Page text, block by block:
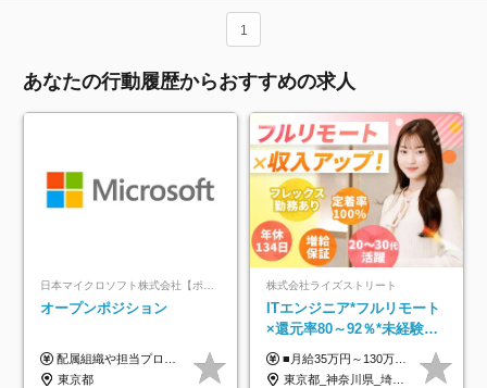
1
あなたの行動履歴からおすすめの求人
日本マイクロソフト株式会社【ポジションマッチ登録】
オープンポジション
配属組織や担当プロジェクトにより異なります。 ▼参考情報 ----------------------- 年俸650万～（1/12を月々支給） ※経験、能力を考慮の上、当社規定により優遇いたします。 ※時間外、休日出勤、深夜手当に対する賃金も基本年俸に含みます。
東京都
株式会社ライズストリート
ITエンジニア*フルリモート
×還元率80～92％*未経験歓
迎*年休134日*月給35万～*
定着率100%
■月給35万円～130万円＋賞与年2回＋各種手当 ※システムエンジニアの経験をお持ちの方は月給41万円以上＋賞与年2回（108万円～）＋手当 ■単価（年収）アップのチャンスは最大年12回 ※残業代は1分単位で100％全額支給。サービス残業などは一切ありません ※試用期間6ヵ月（試用期間中の待遇・給与に差はありません）
東京都_神奈川県_埼玉県_千葉県_大阪府_愛知県_北海道_青森県_岩手県_宮城県_秋田県_山形県_福島県_茨城県_栃木県_群馬県_新潟県_山梨県_長野県_富山県_石川県_福井県_静岡県_岐阜県_三重県_兵庫県_京都府_滋賀県_奈良県_和歌山県_広島県_岡山県_鳥取県_島根県_山口県_徳島県_香川県_愛媛県_高知県_福岡県_熊本県_佐賀県_長崎県_大分県_宮崎県_鹿児島県_沖縄県